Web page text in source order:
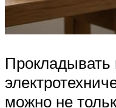
Прокладывать
можно не